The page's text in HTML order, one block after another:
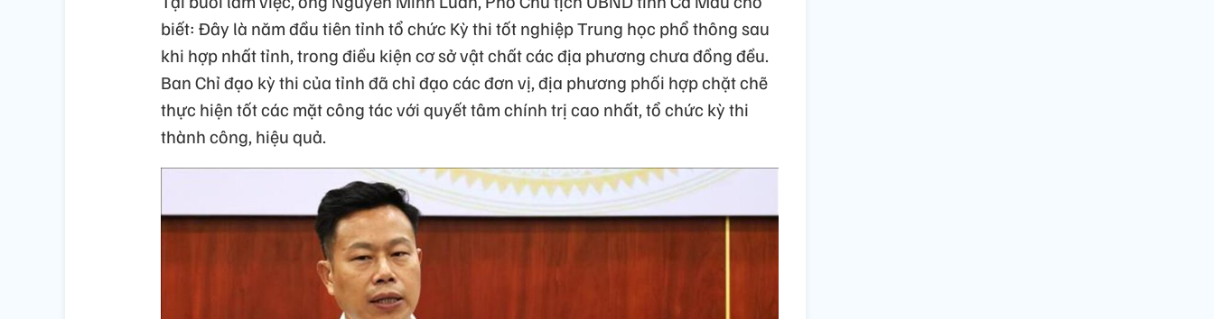
biết: Đây là năm đầu tiên tỉnh tổ chức Kỳ thi tốt nghiệp Trung học phổ thông sau
khi hợp nhất tỉnh, trong điều kiện cơ sở vật chất các địa phương chưa đồng đều.
Ban Chỉ đạo kỳ thi của tỉnh đã chỉ đạo các đơn vị, địa phương phối hợp chặt chẽ
thực hiện tốt các mặt công tác với quyết tâm chính trị cao nhất, tổ chức kỳ thi
thành công, hiệu quả.